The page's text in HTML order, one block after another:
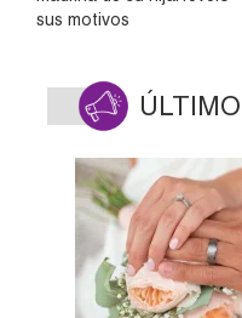
sus motivos